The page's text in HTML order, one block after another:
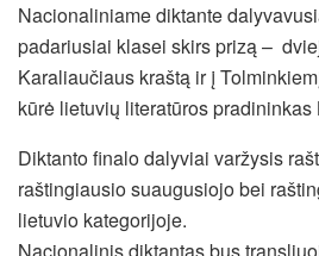
Nacionaliniame diktante
padariusiai klasei skirs prizą –
Karaliaučiaus kraštą ir į
kūrė lietuvių literatūros
Diktanto finalo dalyviai varžysis
raštingiausio suaugusiojo bei
lietuvio kategorijoje.